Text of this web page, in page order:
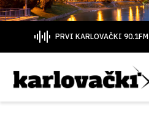
PRVI KARLOVAČKI 90.1FM